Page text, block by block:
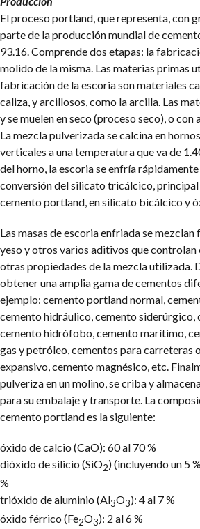
El proceso portland, que representa, con
parte de la producción mundial de
93.16. Comprende dos etapas: la
molido de la misma. Las materias primas
fabricación de la escoria son materiales
caliza, y arcillosos, como la arcilla. Las
y se muelen en seco (proceso seco), o con
La mezcla pulverizada se calcina en
verticales a una temperatura que va de
del horno, la escoria se enfría
conversión del silicato tricálcico,
cemento portland, en silicato bicálcico y
Las masas de escoria enfriada se
yeso y otros varios aditivos que
otras propiedades de la mezcla utilizada.
obtener una amplia gama de cementos
ejemplo: cemento portland normal,
cemento hidráulico, cemento siderúrgico,
cemento hidrófobo, cemento marítimo,
gas y petróleo, cementos para carreteras
expansivo, cemento magnésico, etc.
pulveriza en un molino, se criba y
para su embalaje y transporte. La
cemento portland es la siguiente:
óxido de calcio (CaO): 60 al 70 %
dióxido de silicio (SiO2) (incluyendo un 5
%
trióxido de aluminio (Al3O3): 4 al 7 %
óxido férrico (Fe2O3): 2 al 6 %